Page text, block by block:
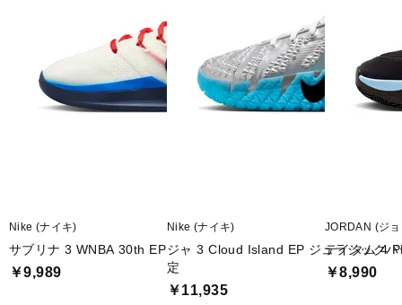
※ブランドやシリーズによっては甲高や幅等小さめに作られている
ことがあります。あくまで目安としてご判断ください。
■メーカー型番：IU7239300
Nike (ナイキ)
サブリナ 3 WNBA 30th EP
￥9,989
Nike (ナイキ)
ジャ 3 Cloud Island EP ジュラシック
定
￥11,935
JORDAN (ジ
テイタム 4
￥8,990